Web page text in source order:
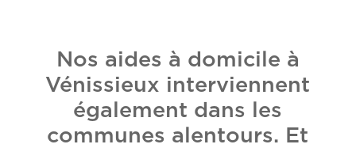
Nos aides à domicile à
Vénissieux interviennent
également dans les
communes alentours. Et